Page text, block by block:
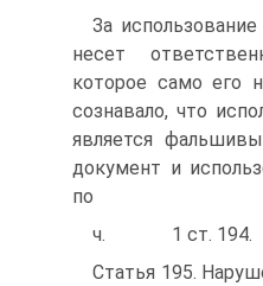
За
несет
которое само его
сознавало, что
является
документ и
по
ч. 1 ст. 194.
Статья 195.